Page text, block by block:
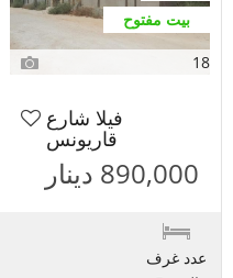
بيت مفتوح
18
فيلا شارع
قاريونس
890,000 دينار
عدد غرف